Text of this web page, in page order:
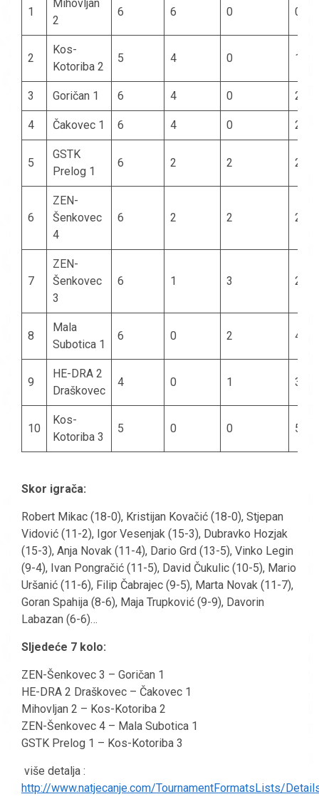
1
Mihovljan
2
6 6 0 0
2
Kos-
Kotoriba 2
5 4 0 1
3 Goričan 1 6 4 0 2
4 Čakovec 1 6 4 0 2
5
GSTK
Prelog 1
6 2 2 2
6
ZEN-
Šenkovec
4
6 2 2 2
7
ZEN-
Šenkovec
3
6 1 3 2
8
Mala
Subotica 1
6 0 2 4
9
HE-DRA 2
Draškovec
4 0 1 3
10
Kos-
Kotoriba 3
5 0 0 5
Skor igrača:
Robert Mikac (18-0), Kristijan Kovačić (18-0), Stjepan
Vidović (11-2), Igor Vesenjak (15-3), Dubravko Hozjak
(15-3), Anja Novak (11-4), Dario Grd (13-5), Vinko Legin
(9-4), Ivan Pongračić (11-5), David Čukulic (10-5), Mario
Uršanić (11-6), Filip Čabrajec (9-5), Marta Novak (11-7),
Goran Spahija (8-6), Maja Trupković (9-9), Davorin
Labazan (6-6)…
Sljedeće 7 kolo:
ZEN-Šenkovec 3 – Goričan 1
HE-DRA 2 Draškovec – Čakovec 1
Mihovljan 2 – Kos-Kotoriba 2
ZEN-Šenkovec 4 – Mala Subotica 1
GSTK Prelog 1 – Kos-Kotoriba 3
više detalja :
http://www.natjecanje.com/TournamentFormatsLists/